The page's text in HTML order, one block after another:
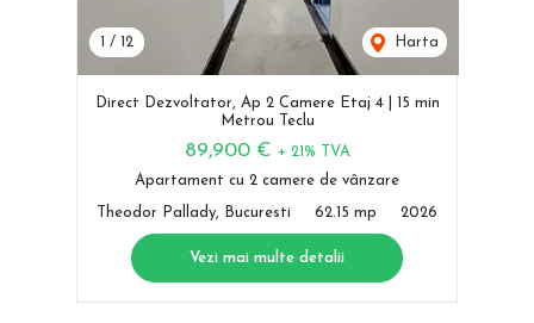
/ 12 Harta
Direct Dezvoltator, Ap 2 Camere Etaj 4 | 15 min
Metrou Teclu
89,900 € + 21% TVA
Apartament cu 2 camere de vânzare
Theodor Pallady, Bucuresti 62.15 mp 2026
Vezi mai multe detalii